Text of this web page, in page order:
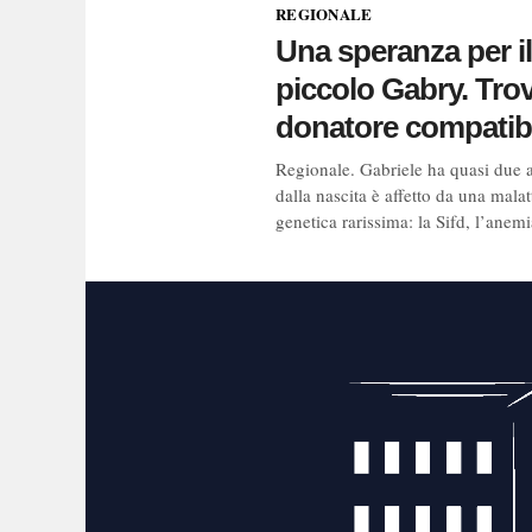
REGIONALE
Una speranza per il
piccolo Gabry.
donatore
Regionale. Gabriele ha quasi due
dalla nascita è affetto da una
genetica rarissima: la Sifd,